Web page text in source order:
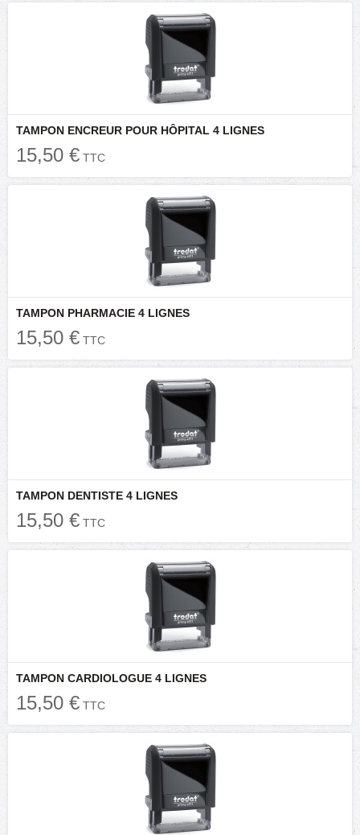
TAMPON ENCREUR POUR HÔPITAL 4 LIGNES
15,50 € TTC
TAMPON PHARMACIE 4 LIGNES
15,50 € TTC
TAMPON DENTISTE 4 LIGNES
15,50 € TTC
TAMPON CARDIOLOGUE 4 LIGNES
15,50 € TTC